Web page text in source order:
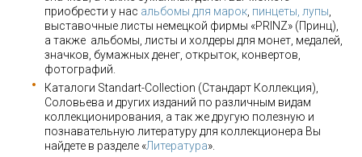
приобрести у нас альбомы для марок пинцеты, лупы
выставочные листы немецкой фирмы «PRINZ» (Принц),
а также альбомы, листы и холдеры для монет, медалей,
значков, бумажных денег, открыток, конвертов,
фотографий.
Каталоги Standart-Collection (Стандарт Коллекция),
Соловьева и других изданий по различным видам
коллекционирования, а так же другую полезную и
познавательную литературу для коллекционера Вы
найдете в разделе «Литература».